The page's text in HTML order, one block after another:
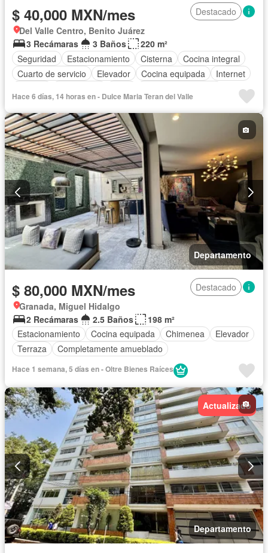
$ 40,000 MXN/mes
Destacado
Del Valle Centro, Benito Juárez
3 Recámaras
3 Baños
220 m²
Seguridad
Estacionamiento Cisterna
Cocina integral
Cuarto de servicio
Elevador Cocina equipada
Internet
Televisión por cable
Gas natural
Vista panorámica
Recámara con closet
Caseta de vigilancia
Wifi
Permite mascotas Permite niños
Completamente amueblado
Hace 6 días, 14 horas en - Dulce Maria Teran del Valle
Departamento
$ 80,000 MXN/mes
Destacado
Granada, Miguel Hidalgo
2 Recámaras
2.5 Baños
198 m²
Estacionamiento
Cocina equipada Chimenea
Elevador
Terraza
Completamente amueblado
Hace 1 semana, 5 días en - Oltre Bienes Raíces
Actualizado
Departamento